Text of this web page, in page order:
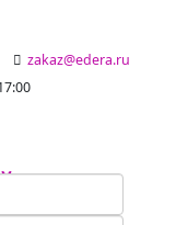
zakaz@edera.ru